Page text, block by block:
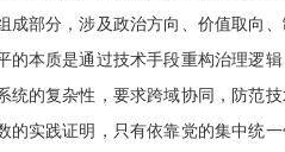
成部分，涉及政治方向、价值取向
的本质是通过技术手段重构治理逻
统的复杂性，要求跨域协同，防范
的实践证明，只有依靠党的集中统